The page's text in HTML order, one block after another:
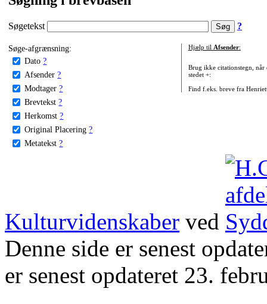
Søgetekst ?
Søge-afgrænsning:
Dato ?
Afsender ?
Modtager ?
Brevtekst ?
Herkomst ?
Original Placering ?
Metatekst ?
Hjælp til Afsender:
Brug ikke citationstegn, når
stedet +:
Find f.eks. breve fra
Kulturvidenskaber ved
Denne side er senest
er senest opdateret 23.